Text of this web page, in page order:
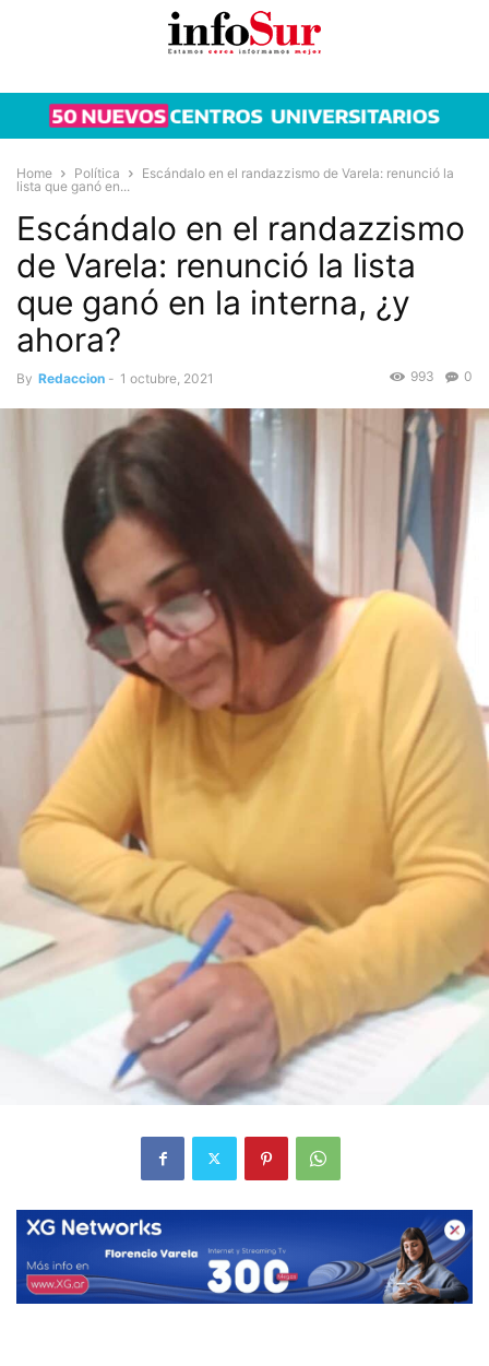
Home Política
Escándalo en el randazzismo de Varela: renunció la
lista que ganó en...
Escándalo en el randazzismo
de Varela: renunció la lista
que ganó en la interna, ¿y
ahora?
By Redaccion - 1 octubre, 2021 0
993